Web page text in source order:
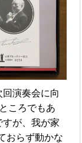
演奏会に向
ころでもあ
すが、我が家
おらず動かな